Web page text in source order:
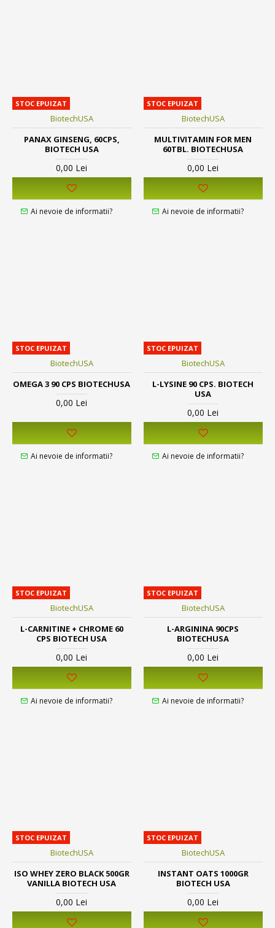
STOC EPUIZAT
BiotechUSA
PANAX GINSENG, 60CPS,
BIOTECH USA
0,00 Lei
Ai nevoie de informatii?
STOC EPUIZAT
BiotechUSA
MULTIVITAMIN FOR MEN
60TBL. BIOTECHUSA
0,00 Lei
Ai nevoie de informatii?
STOC EPUIZAT
BiotechUSA
OMEGA 3 90 CPS BIOTECHUSA
0,00 Lei
Ai nevoie de informatii?
STOC EPUIZAT
BiotechUSA
L-LYSINE 90 CPS. BIOTECH
USA
0,00 Lei
Ai nevoie de informatii?
STOC EPUIZAT
BiotechUSA
L-CARNITINE + CHROME 60
CPS BIOTECH USA
0,00 Lei
Ai nevoie de informatii?
STOC EPUIZAT
BiotechUSA
L-ARGININA 90CPS
BIOTECHUSA
0,00 Lei
Ai nevoie de informatii?
STOC EPUIZAT
BiotechUSA
ISO WHEY ZERO BLACK 500GR
VANILLA BIOTECH USA
0,00 Lei
STOC EPUIZAT
BiotechUSA
INSTANT OATS 1000GR
BIOTECH USA
0,00 Lei